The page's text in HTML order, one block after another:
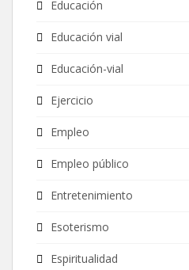
Educación
Educación vial
Educación-vial
Ejercicio
Empleo
Empleo público
Entretenimiento
Esoterismo
Espiritualidad